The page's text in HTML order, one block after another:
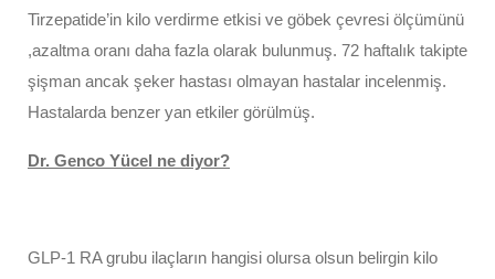
Tirzepatide’in kilo verdirme etkisi ve göbek çevresi ölçümünü
,azaltma oranı daha fazla olarak bulunmuş. 72 haftalık takipte
şişman ancak şeker hastası olmayan hastalar incelenmiş.
Hastalarda benzer yan etkiler görülmüş.
Dr. Genco Yücel ne diyor?
GLP-1 RA grubu ilaçların hangisi olursa olsun belirgin kilo